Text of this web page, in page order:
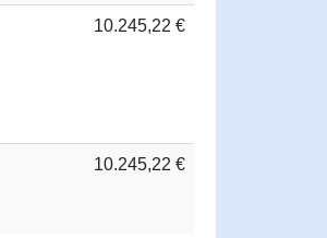
10.245,22 €
10.245,22 €